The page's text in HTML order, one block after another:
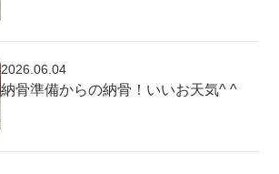
2026.06.04
納骨準備からの納骨！いいお天気^ ^